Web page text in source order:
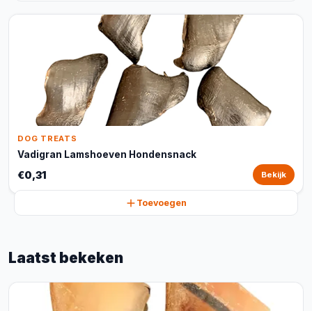
DOG TREATS
Vadigran Lamshoeven Hondensnack
€0,31 Bekijk
Toevoegen
Laatst bekeken